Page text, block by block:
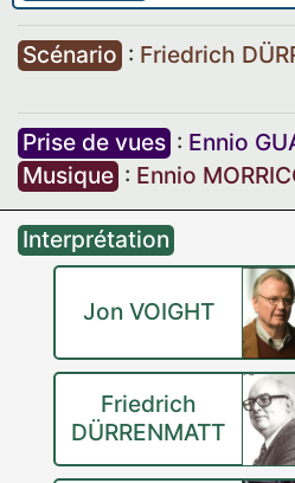
Scénario : Friedrich
Prise de vues : Ennio
Musique : Ennio
Interprétation
Jon VOIGHT
Friedrich
DÜRRENMATT